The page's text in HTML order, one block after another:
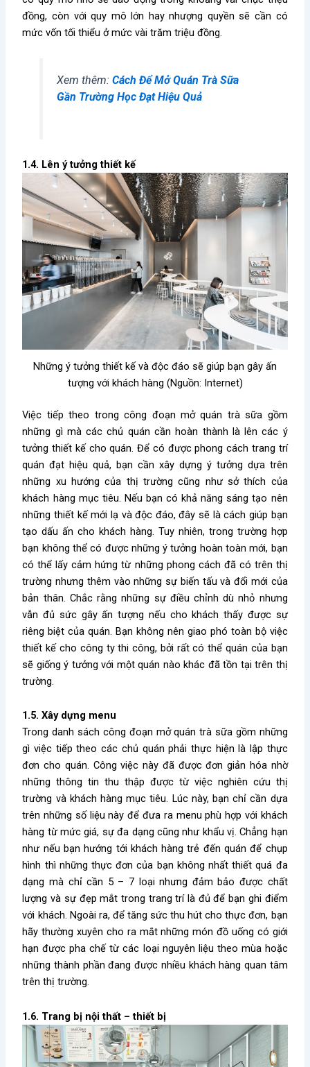
đồng, còn với quy mô lớn hay nhượng quyền sẽ cần có
mức vốn tối thiểu ở mức vài trăm triệu đồng.
Xem thêm: Cách Để Mở Quán Trà Sữa
Gần Trường Học Đạt Hiệu Quả
1.4. Lên ý tưởng thiết kế
Những ý tưởng thiết kế và độc đáo sẽ giúp bạn gây ấn
tượng với khách hàng (Nguồn: Internet)
Việc tiếp theo trong công đoạn mở quán trà sữa gồm
những gì mà các chủ quán cần hoàn thành là lên các ý
tưởng thiết kế cho quán. Để có được phong cách trang trí
quán đạt hiệu quả, bạn cần xây dựng ý tưởng dựa trên
những xu hướng của thị trường cũng như sở thích của
khách hàng mục tiêu. Nếu bạn có khả năng sáng tạo nên
những thiết kế mới lạ và độc đáo, đây sẽ là cách giúp bạn
tạo dấu ấn cho khách hàng. Tuy nhiên, trong trường hợp
bạn không thể có được những ý tưởng hoàn toàn mới, bạn
có thể lấy cảm hứng từ những phong cách đã có trên thị
trường nhưng thêm vào những sự biến tấu và đổi mới của
bản thân. Chắc rằng những sự điều chỉnh dù nhỏ nhưng
vẫn đủ sức gây ấn tượng nếu cho khách thấy được sự
riêng biệt của quán. Bạn không nên giao phó toàn bộ việc
thiết kế cho công ty thi công, bởi rất có thể quán của bạn
sẽ giống ý tưởng với một quán nào khác đã tồn tại trên thị
trường.
1.5. Xây dựng menu
Trong danh sách công đoạn mở quán trà sữa gồm những
gìviệc tiếp theo các chủ quán phải thực hiện là lập thực
đơn cho quán. Công việc này đã được đơn giản hóa nhờ
những thông tin thu thập được từ việc nghiên cứu thị
trường và khách hàng mục tiêu. Lúc này, bạn chỉ cần dựa
trên những số liệu này để đưa ra menu phù hợp với khách
hàng từ mức giá, sự đa dạng cũng như khẩu vị. Chẳng hạn
như nếu bạn hướng tới khách hàng trẻ đến quán để chụp
hình thì những thực đơn của bạn không nhất thiết quá đa
dạng mà chỉ cần 5 – 7 loại nhưng đảm bảo được chất
lượng và sự đẹp mắt trong trang trí là đủ để bạn ghi điểm
với khách. Ngoài ra, để tăng sức thu hút cho thực đơn, bạn
hãy thường xuyên cho ra mắt những món đồ uống có giới
hạn được pha chế từ các loại nguyên liệu theo mùa hoặc
những thành phần đang được nhiều khách hàng quan tâm
trên thị trường.
1.6. Trang bị nội thất – thiết bị